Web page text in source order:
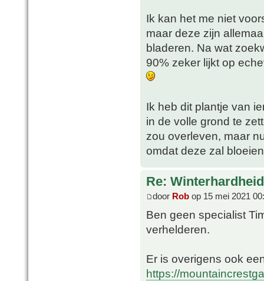
Ik kan het me niet
maar deze zijn
bladeren. Na wat
90% zeker lijkt op
Ik heb dit plantje van
in de volle grond te
zou overleven, maar
omdat deze zal
Re:
door Rob op 15 mei 2021
Ben geen specialist
verhelderen.
Er is overigens ook
https://